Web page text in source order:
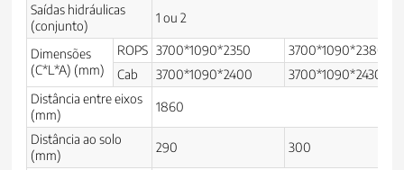
Saídas hidráulicas
(conjunto)
1 ou 2
Dimensões
(C*L*A) (mm)
ROPS 3700*1090*2350 3700*1090*2380
Cab
3700*1090*2400 3700*1090*2430
Distância entre eixos
(mm)
1860
Distância ao solo
(mm)
290 300